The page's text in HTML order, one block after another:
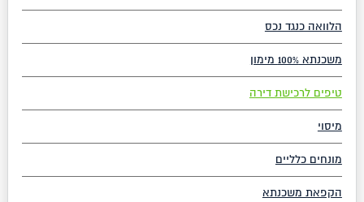
הלוואה כנגד נכס
משכנתא 100% מימון
טיפים לרכישת דירה
מיסוי
מונחים כלליים
הקפאת משכנתא